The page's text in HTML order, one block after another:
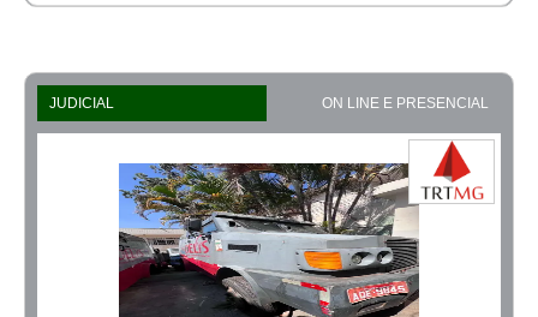
JUDICIAL ON LINE E PRESENCIAL